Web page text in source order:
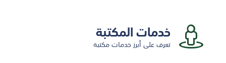
خدمات المكتبة
تعرف على أبرز خدمات مكتبة